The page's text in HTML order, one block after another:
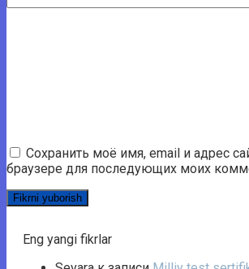
Сохранить моё имя, email и адрес
браузере для последующих моих
Eng yangi fikrlar